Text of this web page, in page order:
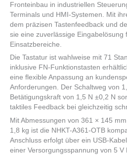
Fronteinbau in industriellen
Terminals und HMI-Systemen. Mit
dem präzisen Tastenfeedback und
sie eine zuverlässige Eingabelösung
Einsatzbereiche.
Die Tastatur ist wahlweise mit 71
inklusive FN-Funktionstasten
eine flexible Anpassung an
Anforderungen. Der Schaltweg von
Betätigungskraft von 1,5 N ±0,2 N
taktiles Feedback bei gleichzeitig
Mit Abmessungen von 361 × 145
1,8 kg ist die NHKT-A361-OTB
Anschluss erfolgt über ein USB-
einer Versorgungsspannung von 5 V